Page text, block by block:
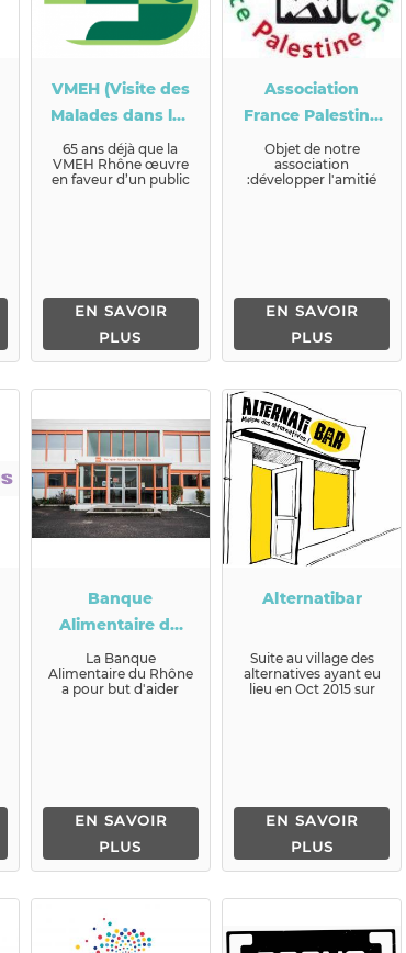
VMEH (Visite des
Malades dans les
Etablissements
Hospitaliers)
65 ans déjà que la
VMEH Rhône œuvre
en faveur d’un public
EN SAVOIR
PLUS
Association
France Palestine
Solidarité (AFPS)
Objet de notre
association
:développer l'amitié
EN SAVOIR
PLUS
Banque
Alimentaire du
Rhône
La Banque
Alimentaire du Rhône
a pour but d'aider
EN SAVOIR
PLUS
Alternatibar
Suite au village des
alternatives ayant eu
lieu en Oct 2015 sur
EN SAVOIR
PLUS